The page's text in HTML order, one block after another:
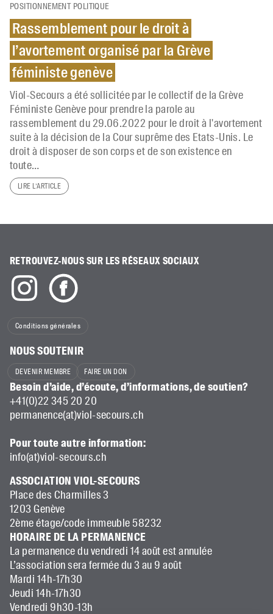
POSITIONNEMENT POLITIQUE
Rassemblement pour le droit à
l’avortement organisé par la Grève
féministe genève
Viol-Secours a été sollicitée par le collectif de la Grève
Féministe Genève pour prendre la parole au
rassemblement du 29.06.2022 pour le droit à l'avortement
suite à la décision de la Cour suprême des Etats-Unis. Le
droit à disposer de son corps et de son existence en
toute…
LIRE L’ARTICLE
RETROUVEZ-NOUS SUR LES RÉSEAUX SOCIAUX
Conditions générales
NOUS SOUTENIR
DEVENIR MEMBRE FAIRE UN DON
Besoin d’aide, d’écoute, d’informations, de soutien?
+41(0)22 345 20 20
permanence(at)viol-secours.ch
Pour toute autre information:
info(at)viol-secours.ch
ASSOCIATION VIOL-SECOURS
Place des Charmilles 3
1203 Genève
2ème étage/code immeuble 58232
HORAIRE DE LA PERMANENCE
La permanence du vendredi 14 août est annulée
L’association sera fermée du 3 au 9 août
Mardi 14h-17h30
Jeudi 14h-17h30
Vendredi 9h30-13h